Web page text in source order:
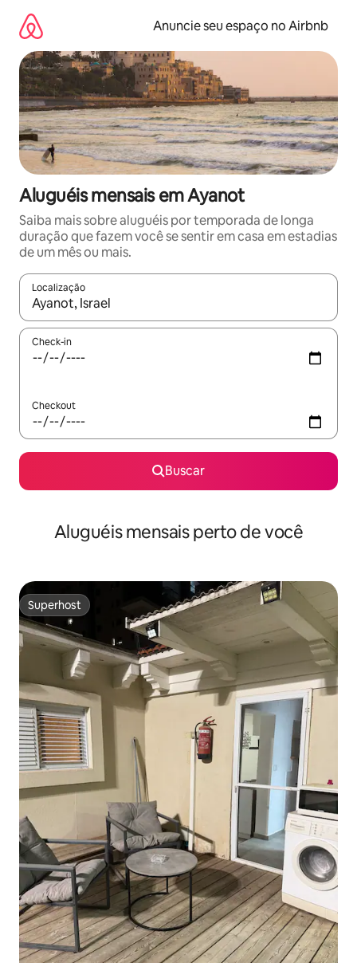
para
conteúdo
Anuncie seu espaço no Airbnb
Aluguéis mensais em Ayanot
Saiba mais sobre aluguéis por temporada de longa
duração que fazem você se sentir em casa em estadias
de um mês ou mais.
Localização
Quando os resultados estiverem disponíveis, explore-os
Check-in
Checkout
Buscar
Aluguéis mensais perto de você
Superhost
Superhost